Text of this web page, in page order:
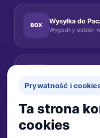
BOX Wysyłka do
Wygodny odbiór
Doświadczenie
Prywatność i
Ta strona
cookies